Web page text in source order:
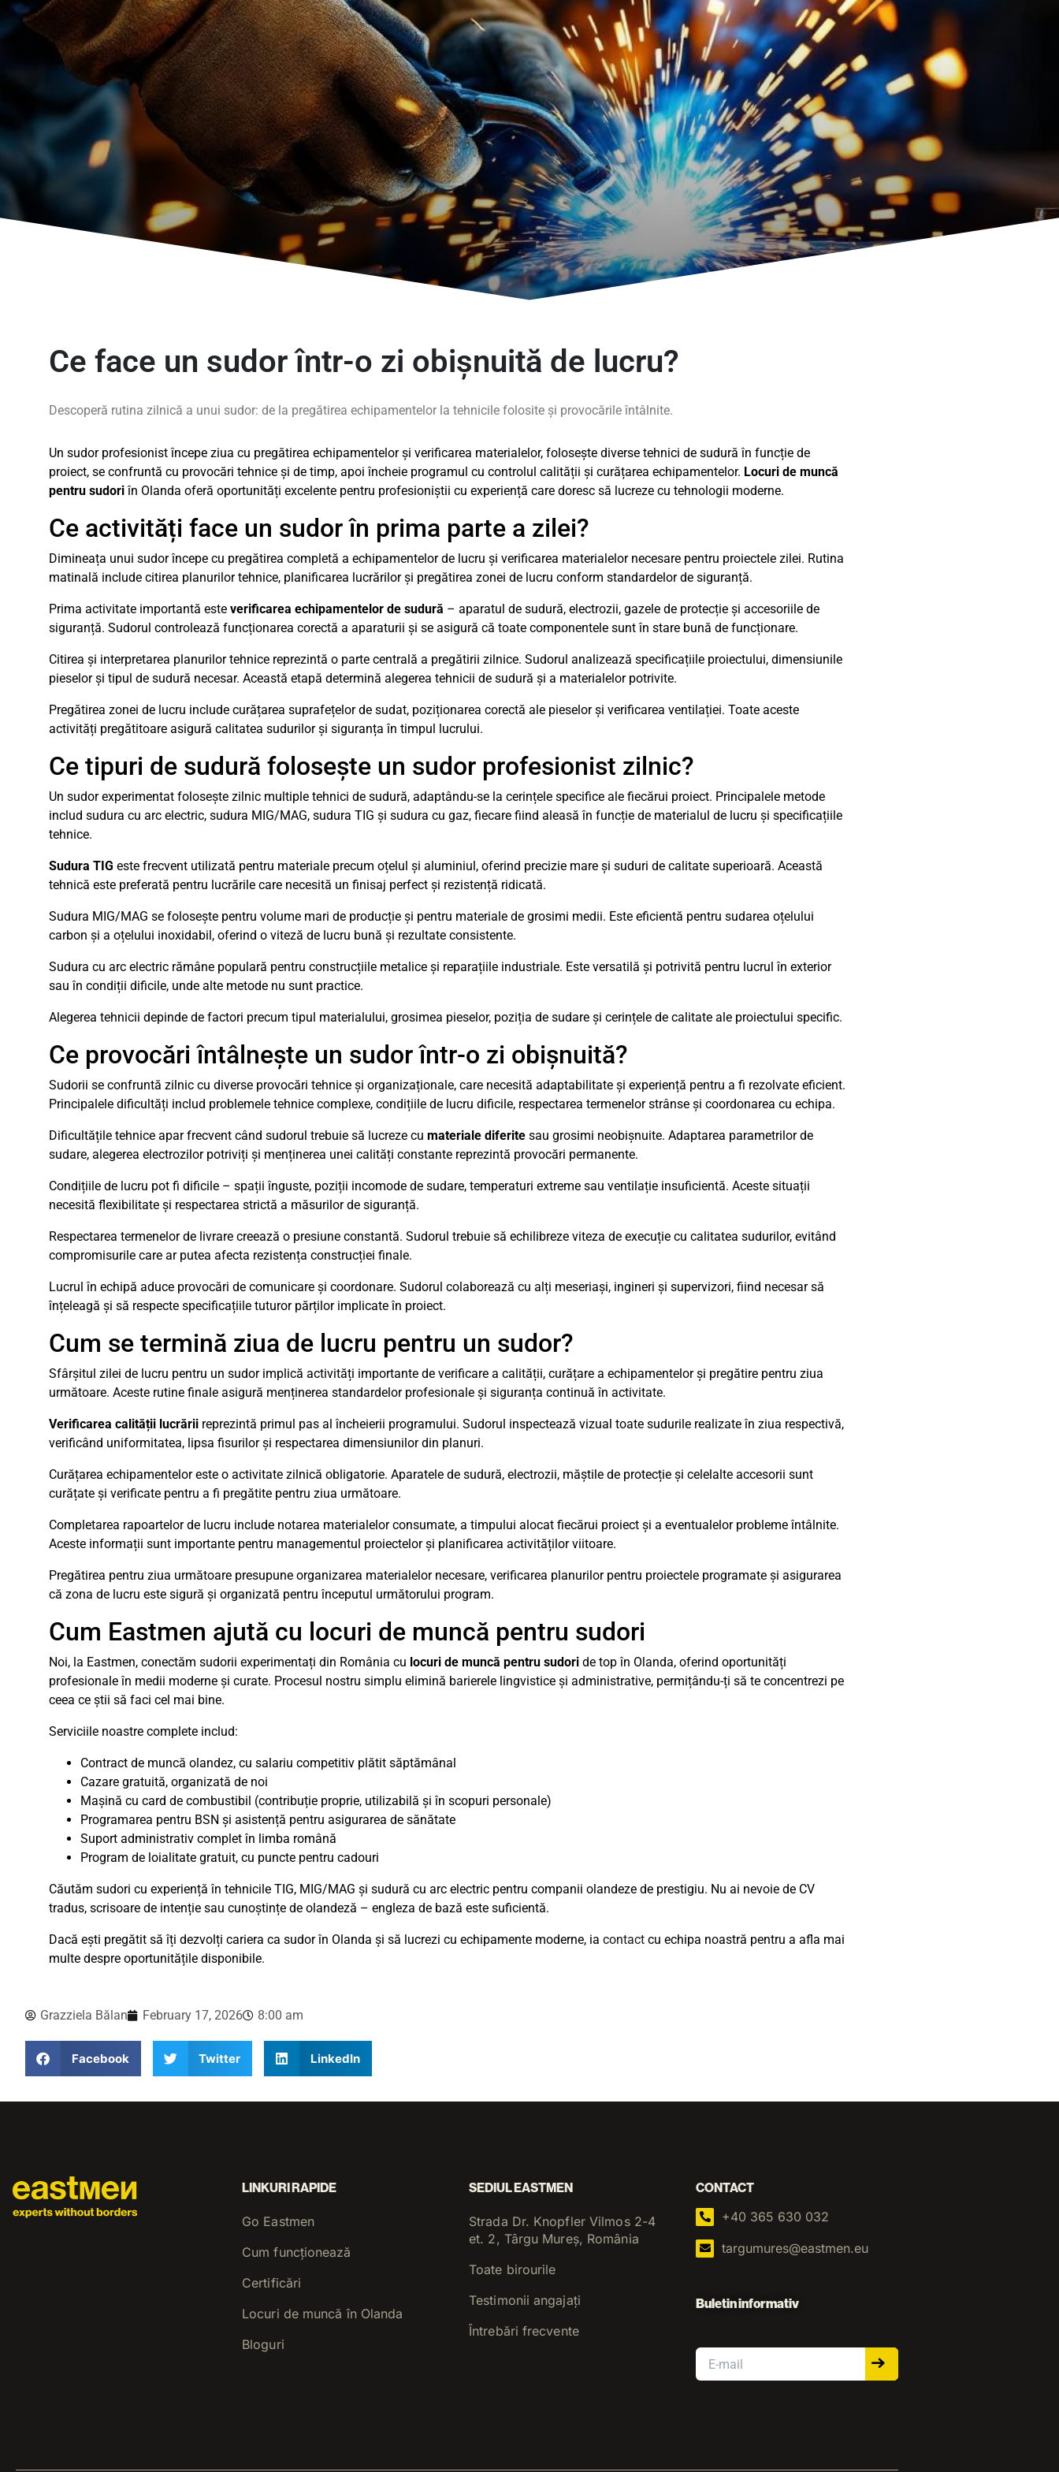
Ce face un sudor într-o zi obișnuită de lucru?
Descoperă rutina zilnică a unui sudor: de la pregătirea echipamentelor la tehnicile folosite și provocările întâlnite.
Un sudor profesionist începe ziua cu pregătirea echipamentelor și verificarea materialelor, folosește diverse tehnici de sudură în funcție de
proiect, se confruntă cu provocări tehnice și de timp, apoi încheie programul cu controlul calității și curățarea echipamentelor. Locuri de muncă
pentru sudoriîn Olanda oferă oportunități excelente pentru profesioniștii cu experiență care doresc să lucreze cu tehnologii moderne.
Ce activități face un sudor în prima parte a zilei?
Dimineața unui sudor începe cu pregătirea completă a echipamentelor de lucru și verificarea materialelor necesare pentru proiectele zilei. Rutina
matinală include citirea planurilor tehnice, planificarea lucrărilor și pregătirea zonei de lucru conform standardelor de siguranță.
Prima activitate importantă este verificarea echipamentelor de sudură – aparatul de sudură, electrozii, gazele de protecție și accesoriile de
siguranță. Sudorul controlează funcționarea corectă a aparaturii și se asigură că toate componentele sunt în stare bună de funcționare.
Citirea și interpretarea planurilor tehnice reprezintă o parte centrală a pregătirii zilnice. Sudorul analizează specificațiile proiectului, dimensiunile
pieselor și tipul de sudură necesar. Această etapă determină alegerea tehnicii de sudură și a materialelor potrivite.
Pregătirea zonei de lucru include curățarea suprafețelor de sudat, poziționarea corectă ale pieselor și verificarea ventilației. Toate aceste
activități pregătitoare asigură calitatea sudurilor și siguranța în timpul lucrului.
Ce tipuri de sudură folosește un sudor profesionist zilnic?
Un sudor experimentat folosește zilnic multiple tehnici de sudură, adaptându-se la cerințele specifice ale fiecărui proiect. Principalele metode
includ sudura cu arc electric, sudura MIG/MAG, sudura TIG și sudura cu gaz, fiecare fiind aleasă în funcție de materialul de lucru și specificațiile
tehnice.
Sudura TIG este frecvent utilizată pentru materiale precum oțelul și aluminiul, oferind precizie mare și suduri de calitate superioară. Această
tehnică este preferată pentru lucrările care necesită un finisaj perfect și rezistență ridicată.
Sudura MIG/MAG se folosește pentru volume mari de producție și pentru materiale de grosimi medii. Este eficientă pentru sudarea oțelului
carbon și a oțelului inoxidabil, oferind o viteză de lucru bună și rezultate consistente.
Sudura cu arc electric rămâne populară pentru construcțiile metalice și reparațiile industriale. Este versatilă și potrivită pentru lucrul în exterior
sau în condiții dificile, unde alte metode nu sunt practice.
Alegerea tehnicii depinde de factori precum tipul materialului, grosimea pieselor, poziția de sudare și cerințele de calitate ale proiectului specific.
Ce provocări întâlnește un sudor într-o zi obișnuită?
Sudorii se confruntă zilnic cu diverse provocări tehnice și organizaționale, care necesită adaptabilitate și experiență pentru a fi rezolvate eficient.
Principalele dificultăți includ problemele tehnice complexe, condițiile de lucru dificile, respectarea termenelor strânse și coordonarea cu echipa.
Dificultățile tehnice apar frecvent când sudorul trebuie să lucreze cu materiale diferite sau grosimi neobișnuite. Adaptarea parametrilor de
sudare, alegerea electrozilor potriviți și menținerea unei calități constante reprezintă provocări permanente.
Condițiile de lucru pot fi dificile – spații înguste, poziții incomode de sudare, temperaturi extreme sau ventilație insuficientă. Aceste situații
necesită flexibilitate și respectarea strictă a măsurilor de siguranță.
Respectarea termenelor de livrare creează o presiune constantă. Sudorul trebuie să echilibreze viteza de execuție cu calitatea sudurilor, evitând
compromisurile care ar putea afecta rezistența construcției finale.
Lucrul în echipă aduce provocări de comunicare și coordonare. Sudorul colaborează cu alți meseriași, ingineri și supervizori, fiind necesar să
înțeleagă și să respecte specificațiile tuturor părților implicate în proiect.
Cum se termină ziua de lucru pentru un sudor?
Sfârșitul zilei de lucru pentru un sudor implică activități importante de verificare a calității, curățare a echipamentelor și pregătire pentru ziua
următoare. Aceste rutine finale asigură menținerea standardelor profesionale și siguranța continuă în activitate.
Verificarea calității lucrării reprezintă primul pas al încheierii programului. Sudorul inspectează vizual toate sudurile realizate în ziua respectivă,
verificând uniformitatea, lipsa fisurilor și respectarea dimensiunilor din planuri.
Curățarea echipamentelor este o activitate zilnică obligatorie. Aparatele de sudură, electrozii, măștile de protecție și celelalte accesorii sunt
curățate și verificate pentru a fi pregătite pentru ziua următoare.
Completarea rapoartelor de lucru include notarea materialelor consumate, a timpului alocat fiecărui proiect și a eventualelor probleme întâlnite.
Aceste informații sunt importante pentru managementul proiectelor și planificarea activităților viitoare.
Pregătirea pentru ziua următoare presupune organizarea materialelor necesare, verificarea planurilor pentru proiectele programate și asigurarea
că zona de lucru este sigură și organizată pentru începutul următorului program.
Cum Eastmen ajută cu locuri de muncă pentru sudori
Noi, la Eastmen, conectăm sudorii experimentați din România cu locuri de muncă pentru sudori de top în Olanda, oferind oportunități
profesionale în medii moderne și curate. Procesul nostru simplu elimină barierele lingvistice și administrative, permițându-ți să te concentrezi pe
ceea ce știi să faci cel mai bine.
Serviciile noastre complete includ:
Contract de muncă olandez, cu salariu competitiv plătit săptămânal
Cazare gratuită, organizată de noi
Mașină cu card de combustibil (contribuție proprie, utilizabilă și în scopuri personale)
Programarea pentru BSN și asistență pentru asigurarea de sănătate
Suport administrativ complet în limba română
Program de loialitate gratuit, cu puncte pentru cadouri
Căutăm sudori cu experiență în tehnicile TIG, MIG/MAG și sudură cu arc electric pentru companii olandeze de prestigiu. Nu ai nevoie de CV
tradus, scrisoare de intenție sau cunoștințe de olandeză – engleza de bază este suficientă.
Dacă ești pregătit să îți dezvolți cariera ca sudor în Olanda și să lucrezi cu echipamente moderne, ia contact cu echipa noastră pentru a afla mai
multe despre oportunitățile disponibile.
Grazziela Bălan February 17, 2026 8:00 am
Facebook Twitter LinkedIn
LINKURI RAPIDE
Go Eastmen
Cum funcționează
Certificări
Locuri de muncă în Olanda
Bloguri
SEDIUL EASTMEN
Strada Dr. Knopfler Vilmos 2-4
et. 2, Târgu Mureș, România
Toate birourile
Testimonii angajați
Întrebări frecvente
CONTACT
+40 365 630 032
targumures@eastmen.eu
Buletin informativ